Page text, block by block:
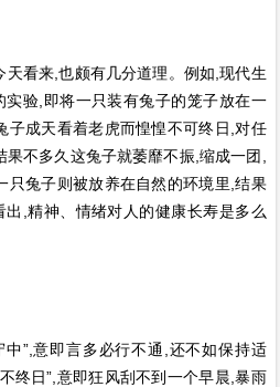
看来,也颇有几分道理。例如,现代生
验,即将一只装有兔子的笼子放在一
子成天看着老虎而惶惶不可终日,对任
不多久这兔子就萎靡不振,缩成一团,
只兔子则被放养在自然的环境里,结果
,精神、情绪对人的健康长寿是多么
”,意即言多必行不通,还不如保持适
终日”,意即狂风刮不到一个早晨,暴雨